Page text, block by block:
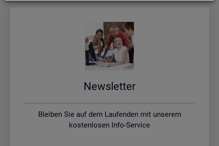
News­let­ter
Bleiben Sie auf dem Laufenden mit unserem
kostenlosen Info-Service